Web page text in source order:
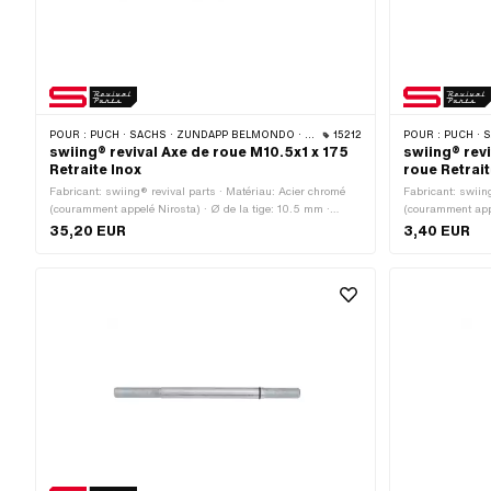
POUR : PUCH · SACHS · ZÜNDAPP BELMONDO · CILO 15212
swiing® revival Axe de roue M10.5x1 x 175
Retraite Inox
Fabricant: swiing® revival parts · Matériau: Acier chromé
(couramment appelé Nirosta) · Ø de la tige: 10.5 mm ·
Longueur de la tige: 95.6 mm · Type de filetage: MF10.5x1
(filetage fin) · Longueur du filetage: 34 mm · Longueur du
35,20 EUR
POUR : PUCH ·
swiing®
roue
Fabricant:
(couramment
intérieur: 10.7
Diamètre
3,40 EUR